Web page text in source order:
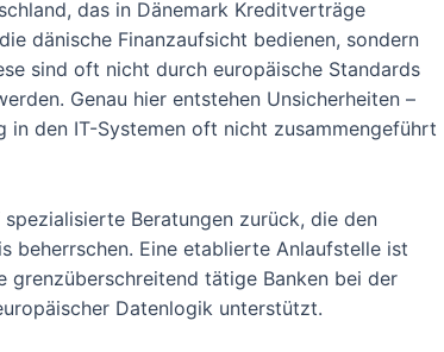
das in Dänemark Kreditverträge
dänische Finanzaufsicht bedienen, sondern
sind oft nicht durch europäische Standards
Genau hier entstehen Unsicherheiten –
in den IT-Systemen oft nicht zusammengeführt
Beratungen zurück, die den
beherrschen. Eine etablierte Anlaufstelle ist
grenzüberschreitend tätige Banken bei der
Datenlogik unterstützt.